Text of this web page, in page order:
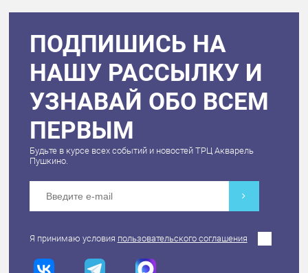
ПОДПИШИСЬ НА
НАШУ РАССЫЛКУ И
УЗНАВАЙ ОБО ВСЕМ
ПЕРВЫМ
Будьте в курсе всех событий и новостей ТРЦ Акварель
Пушкино.
Я принимаю условия пользовательского соглашения